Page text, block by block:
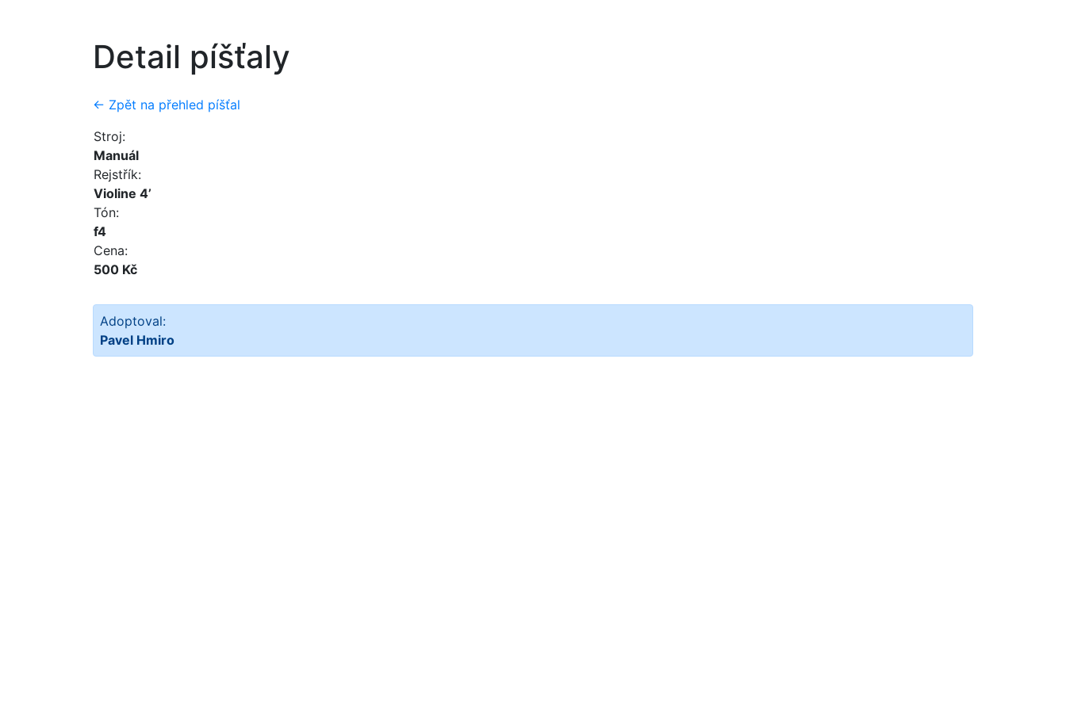
Detail píšťaly
← Zpět na přehled píšťal
Stroj:
Manuál
Rejstřík:
Violine 4’
Tón:
f4
Cena:
500 Kč
Adoptoval:
Pavel Hmiro